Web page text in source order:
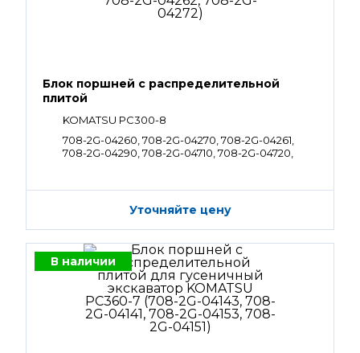
Блок поршней c распределительной
плитой
KOMATSU PC300-8
708-2G-04260, 708-2G-04270, 708-2G-04261,
708-2G-04290, 708-2G-04710, 708-2G-04720,
Уточняйте цену
В наличии